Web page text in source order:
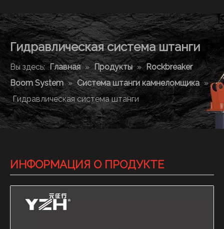
Гидравлическая система штанги
Вы здесь: Главная » Продукты » Rockbreaker
Boom System » Система штанги камнеломщика »
Гидравлическая система штанги
ИНФОРМАЦИЯ О ПРОДУКТЕ